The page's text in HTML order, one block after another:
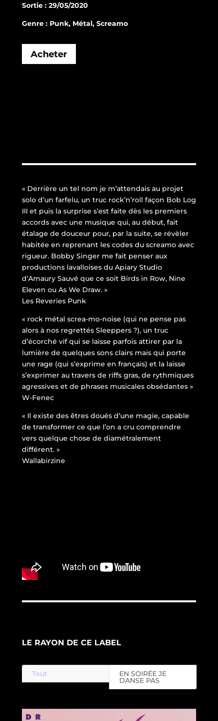
Sortie : 29/05/2020
Genre : Punk, Métal, Screamo
Acheter
« Derrière un tel nom je m’attendais au projet
solo d’un farfelu, un truc rock’n’roll façon Bob Log
III et puis la surprise s’est faite dès les premiers
accords avec une musique qui, au début, fait
étalage de douceur pour, par la suite, se révèler
habitée en reprenant les codes du screamo avec
rigueur. Bobby Singer me fait penser aux
productions lavalloises du Apiary Studio
d’Amaury Sauvé que ce soit Birds in Row, Nine
Eleven ou As We Draw. »
Les Reveries Punk
« rock métal screa-mo-noise (qui ne pense pas
alors à nos regrettés Sleeppers ?), un truc
d’écorché vif qui se laisse parfois attirer par la
lumière de quelques sons clairs mais qui porte
une rage (qui s’exprime en français) et la laisse
s’exprimer au travers de riffs gras, de rythmiques
agressives et de phrases musicales obsédantes »
W-Fenec
« Il existe des êtres doués d’une magie, capable
de transformer ce que l’on a cru comprendre
vers quelque chose de diamétralement
différent. »
Wallabirzine
LE RAYON DE CE LABEL
Tout EN SOIRÉE JE
DANSE PAS